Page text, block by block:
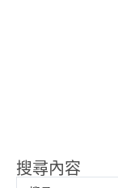
搜尋內容